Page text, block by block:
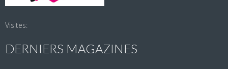
Visites:
DERNIERS MAGAZINES